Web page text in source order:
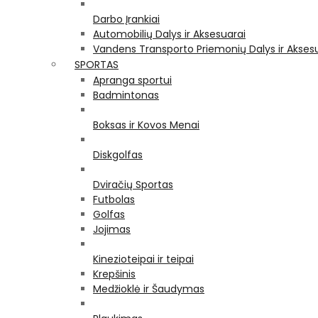
Darbo Įrankiai
Automobilių Dalys ir Aksesuarai
Vandens Transporto Priemonių Dalys ir
SPORTAS
Apranga sportui
Badmintonas
Boksas ir Kovos Menai
Diskgolfas
Dviračių Sportas
Futbolas
Golfas
Jojimas
Kinezioteipai ir teipai
Krepšinis
Medžioklė ir Šaudymas